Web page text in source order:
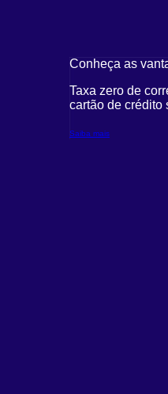
Conheça as
Taxa zero de
cartão de crédito
Saiba mais